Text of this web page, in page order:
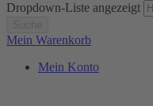
Dropdown-Liste angezeigt
Mein Warenkorb
Mein Konto